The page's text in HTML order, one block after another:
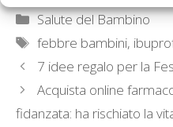
Categorie
Salute del Bambino
Tag
febbre bambini,
7 idee regalo per la
Acquista online
fidanzata: ha rischiato la